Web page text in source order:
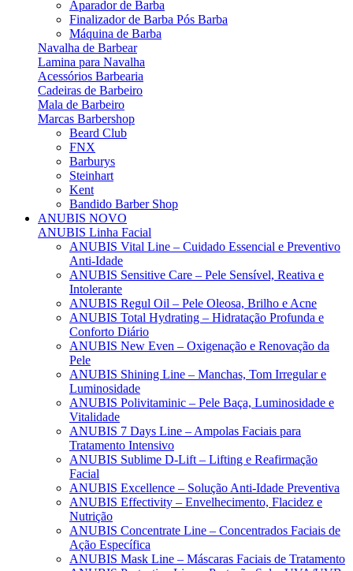
Aparador de Barba
Finalizador de Barba Pós Barba
Máquina de Barba
Navalha de Barbear
Lamina para Navalha
Acessórios Barbearia
Cadeiras de Barbeiro
Mala de Barbeiro
Marcas Barbershop
Beard Club
FNX
Barburys
Steinhart
Kent
Bandido Barber Shop
ANUBIS NOVO
ANUBIS Linha Facial
ANUBIS Vital Line – Cuidado Essencial e Preventivo
Anti-Idade
ANUBIS Sensitive Care – Pele Sensível, Reativa e
Intolerante
ANUBIS Regul Oil – Pele Oleosa, Brilho e Acne
ANUBIS Total Hydrating – Hidratação Profunda e
Conforto Diário
ANUBIS New Even – Oxigenação e Renovação da
Pele
ANUBIS Shining Line – Manchas, Tom Irregular e
Luminosidade
ANUBIS Polivitaminic – Pele Baça, Luminosidade e
Vitalidade
ANUBIS 7 Days Line – Ampolas Faciais para
Tratamento Intensivo
ANUBIS Sublime D-Lift – Lifting e Reafirmação
Facial
ANUBIS Excellence – Solução Anti-Idade Preventiva
ANUBIS Effectivity – Envelhecimento, Flacidez e
Nutrição
ANUBIS Concentrate Line – Concentrados Faciais de
Ação Específica
ANUBIS Mask Line – Máscaras Faciais de Tratamento